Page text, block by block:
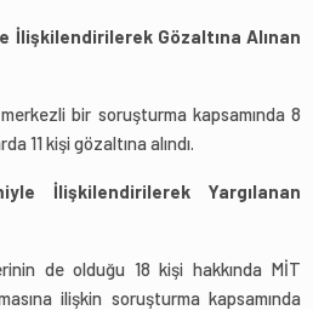
İlişkilendirilerek Gözaltına Alınan
bir soruşturma kapsamında 8
11 kişi gözaltına alındı.
İlişkilendirilerek Yargılanan
de olduğu 18 kişi hakkında MİT
ilişkin soruşturma kapsamında